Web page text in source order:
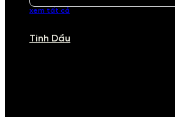
xem tất cả
Tinh Dầu